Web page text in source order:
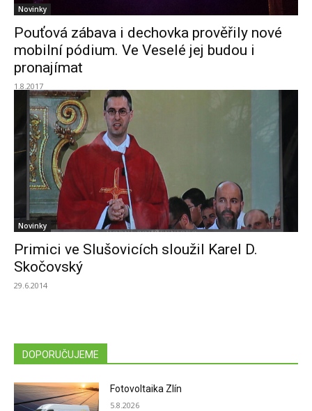
Novinky
Pouťová zábava i dechovka prověřily nové
mobilní pódium. Ve Veselé jej budou i
pronajímat
1.8.2017
Novinky
Primici ve Slušovicích sloužil Karel D.
Skočovský
29.6.2014
DOPORUČUJEME
Fotovoltaika Zlín
5.8.2026